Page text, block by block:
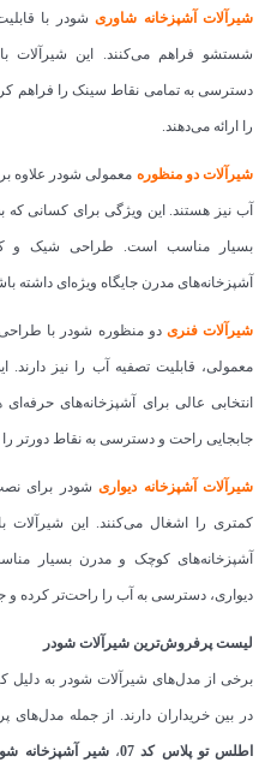
شیرآلات آشپزخانه شاوریشودر با
شستشو فراهم می‌کنند. این شیرآلات
دسترسی به تمامی نقاط سینک را فراهم
را ارائه می‌دهند.
شیرآلات دو منظوره معمولی شودر علاوه
آب نیز هستند. این ویژگی برای کسانی
بسیار مناسب است. طراحی شیک و
آشپزخانه‌های مدرن جایگاه ویژه‌ای داشته
شیرآلات فنری دو منظوره شودر با طراحی
معمولی، قابلیت تصفیه آب را نیز دارند.
انتخابی عالی برای آشپزخانه‌های
جابجایی راحت و دسترسی به نقاط دورتر
شیرآلات آشپزخانه دیواری شودر برای
کمتری را اشغال می‌کنند. این شیرآلات
آشپزخانه‌های کوچک و مدرن بسیار
دیواری، دسترسی به آب را راحت‌تر کرده و
لیست پرفروش‌ترین شیرآلات شودر
برخی از مدل‌های شیرآلات شودر به دلیل
در بین خریداران دارند. از جمله مدل‌های
اطلس تو پلاس کد 07 ،شیر آشپزخانه